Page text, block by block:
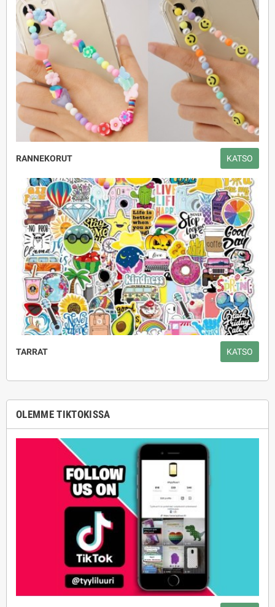
RANNEKORUT KATSO
TARRAT KATSO
OLEMME TIKTOKISSA